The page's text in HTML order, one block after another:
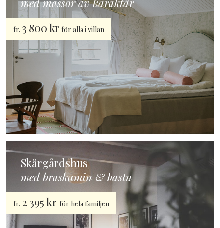
med massor av karaktär
fr. 3 800 kr för alla i villan
Skärgårdshus
med braskamin & bastu
fr. 2 395 kr för hela familjen